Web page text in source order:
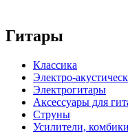
Гитары
Классика
Электро-
Электрогитары
Аксессуары для
Струны
Усилители,